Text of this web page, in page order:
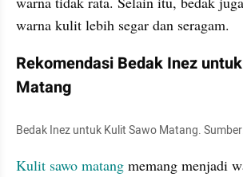
warna kulit lebih segar dan seragam.
Rekomendasi Bedak Inez
Matang
Bedak Inez untuk Kulit Sawo Matang.
Kulit sawo matang memang menjadi